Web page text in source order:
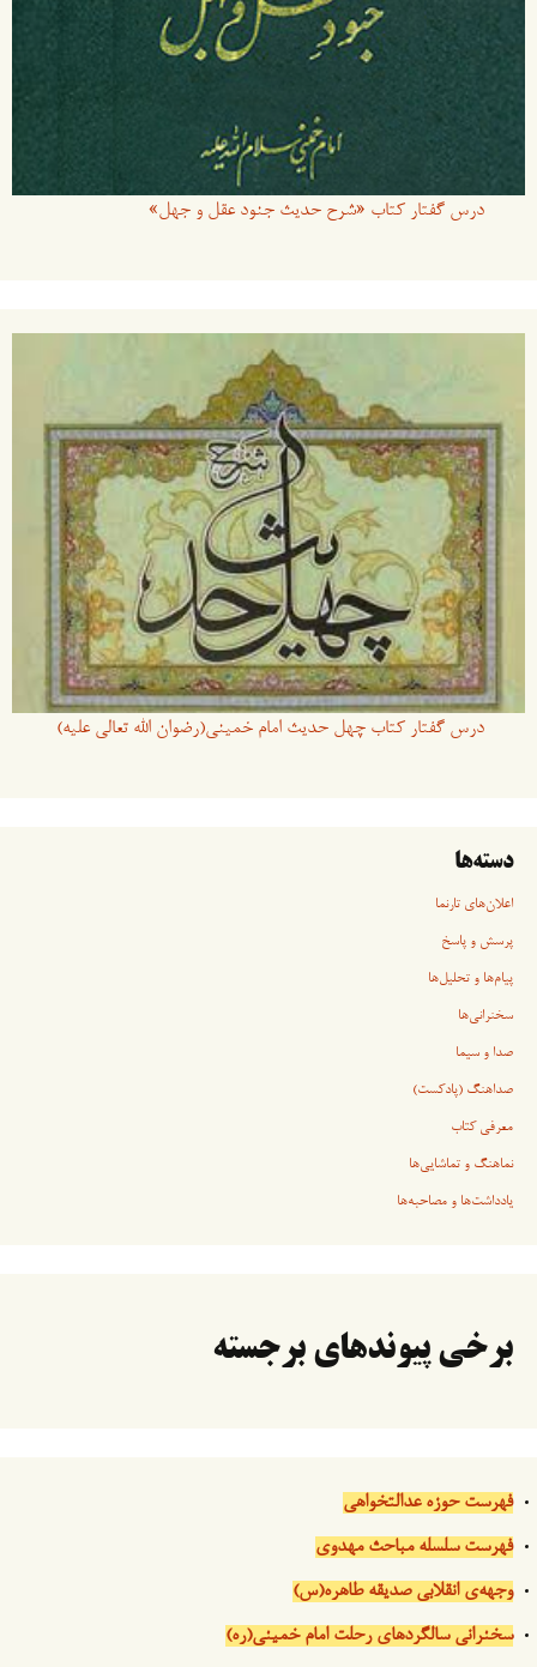
درس گفتار کتاب «شرح حدیث جنود عقل و جهل»
درس گفتار کتاب چهل حدیث امام خمینی(رضوان الله تعالی علیه)
دسته‌ها
اعلان‌های تارنما
پرسش و پاسخ
پیام‌ها و تحلیل‌ها
سخنرانی‏‏‌ها
صدا و سیما
صداهنگ (پادکست)
معرفی کتاب
نماهنگ و تماشایی‌ها
یادداشت‌ها و مصاحبه‌ها
برخی پیوندهای برجسته
فهرست حوزه عدالتخواهی
فهرست سلسله مباحث مهدوی
وجهه‌ی انقلابی صدیقه طاهره(س)
سخنرانی سالگردهای رحلت امام خمینی(ره)